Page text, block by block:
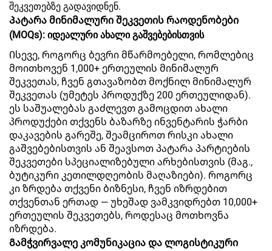
შეკვეთებზე გადავიდნენ.
Პატარა მინიმალური შეკვეთის რაოდენობები
(MOQs): იდეალური ახალი გაშვებებისთვის
Ისევე, როგორც ბევრი მწარმოებელი, რომლებიც
მოითხოვენ 1,000+ ერთეულის მინიმალურ
შეკვეთას, ჩვენ გთავაზობთ მოქნილ მინიმალურ
შეკვეთას (უმეტეს პროდუქზე 200 ერთეულიდან).
ეს საშუალებას გაძლევთ გამოცდით ახალი
პროდუქები თქვენს ბაზარზე ინვენტარის ჭარბი
დაკავების გარეშე, შეამციროთ რისკი ახალი
გაშვებებისთვის ან შეავსოთ პატარა პარტიების
შეკვეთები სპეციალიზებული არხებისთვის (მაგ.,
ბუტიკური კეთილდღეობის მაღაზიები). როგორც
კი ზრდება თქვენი ბიზნესი, ჩვენ იზრდებით
თქვენთან ერთად — უხეშად ვამკვიდრებთ 10,000+
ერთეულის შეკვეთებს, როდესაც მოთხოვნა
იზრდება.
Გამჭვირვალე კომუნიკაცია და ლოგისტიკური